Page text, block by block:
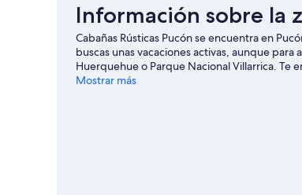
Información sobre la
Cabañas Rústicas Pucón se encuentra en
buscas unas vacaciones activas, aunque
Huerquehue o Parque Nacional Villarrica. Te
favorita: ¿pesca, tal vez?
Mostrar más